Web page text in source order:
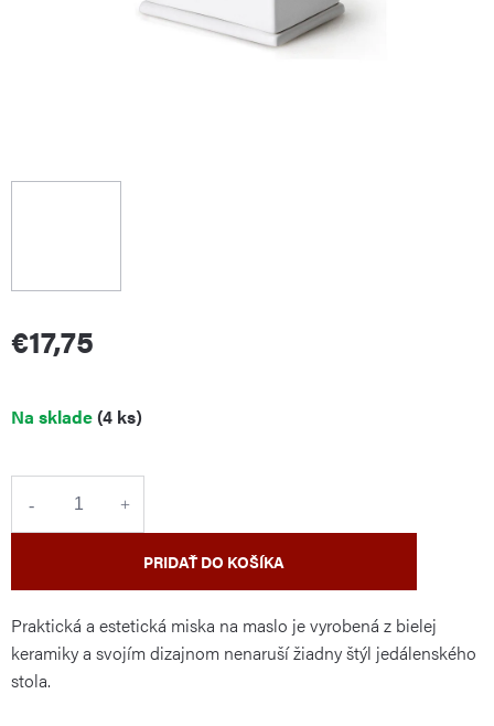
€17,75
Jednotková
cena:
Na sklade(4 ks)
PRIDAŤ DO KOŠÍKA
Praktická a estetická miska na maslo je vyrobená z bielej
keramiky a svojím dizajnom nenaruší žiadny štýl jedálenského
stola.